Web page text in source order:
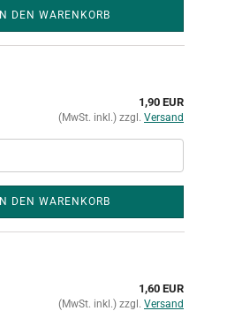
IN DEN WARENKORB
1,90 EUR
(MwSt. inkl.) zzgl. Versand
IN DEN WARENKORB
1,60 EUR
(MwSt. inkl.) zzgl. Versand